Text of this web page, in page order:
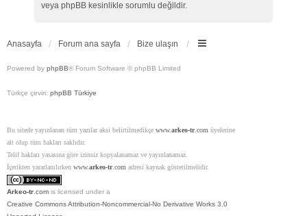
veya phpBB kesinlikle sorumlu değildir.
Anasayfa Forum ana sayfa Bize ulaşın
Powered by phpBB® Forum Software © phpBB Limited
Türkçe çeviri: phpBB Türkiye
Bu sitede yayınlanan tüm yazılar aksi belirtilmedikçe www.arkeo-tr.com üyelerine
ait olup tüm hakları saklıdır.
Telif hakları yasasına göre izinsiz kopyalanamaz ve yayınlanamaz.
İçerikten yararlanılırken www.arkeo-tr.com adresi kaynak gösterilmelidir.
Arkeo-tr .com is licensed under a
Creative Commons Attribution-Noncommercial-No Derivative Works 3.0